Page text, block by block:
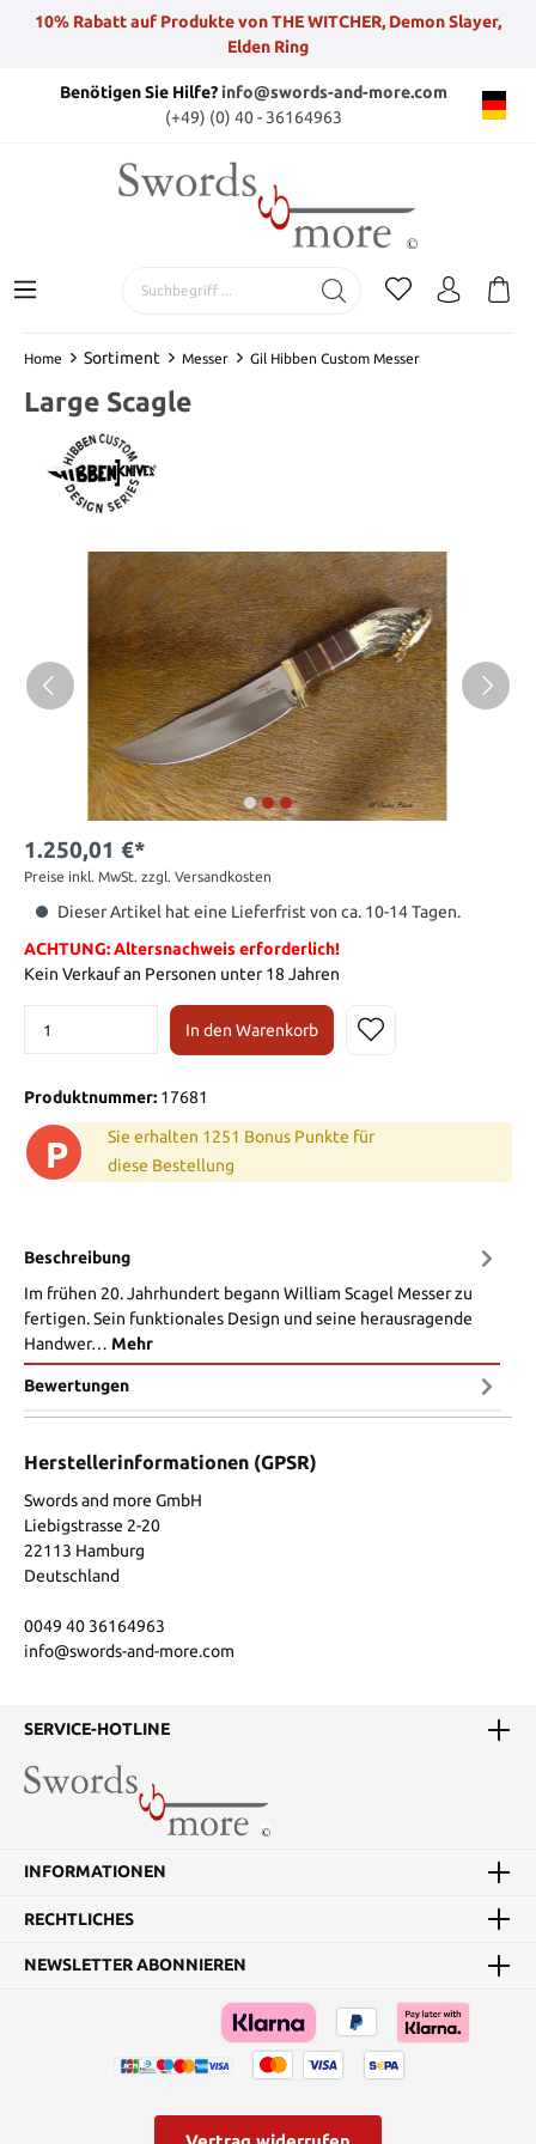
10% Rabatt auf Produkte von THE WITCHER, Demon Slayer,
Elden Ring
Benötigen Sie Hilfe?info@swords-and-more.com
(+49) (0) 40 - 36164963
Home Sortiment Messer Gil Hibben Custom Messer
Large Scagle
1.250,01 €*
Preise inkl. MwSt. zzgl. Versandkosten
Dieser Artikel hat eine Lieferfrist von ca. 10-14 Tagen.
ACHTUNG: Altersnachweis erforderlich!
Kein Verkauf an Personen unter 18 Jahren
In den Warenkorb
Produktnummer: 17681
P
Sie erhalten 1251 Bonus Punkte für
diese Bestellung
Beschreibung
Im frühen 20. Jahrhundert begann William Scagel Messer zu
fertigen. Sein funktionales Design und seine herausragende
Handwer… Mehr
Bewertungen
Herstellerinformationen (GPSR)
Swords and more GmbH
Liebigstrasse 2-20
22113 Hamburg
Deutschland
0049 40 36164963
info@swords-and-more.com
SERVICE-HOTLINE
INFORMATIONEN
RECHTLICHES
NEWSLETTER ABONNIEREN